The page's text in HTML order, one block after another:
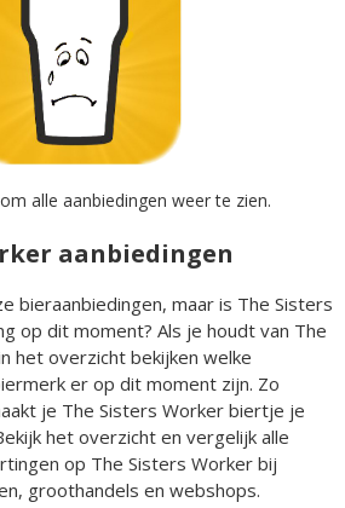
alle aanbiedingen weer te zien.
aanbiedingen
bieraanbiedingen, maar is The Sisters
op dit moment? Als je houdt van The
het overzicht bekijken welke
er op dit moment zijn. Zo
je The Sisters Worker biertje je
het overzicht en vergelijk alle
op The Sisters Worker bij
groothandels en webshops.